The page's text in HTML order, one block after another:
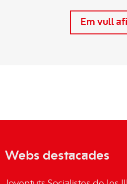
Em vull
Webs destacades